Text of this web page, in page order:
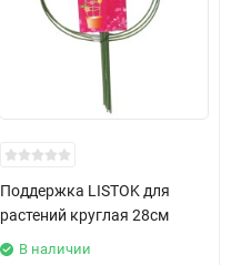
Поддержка LISTOK для
растений круглая 28см
В наличии